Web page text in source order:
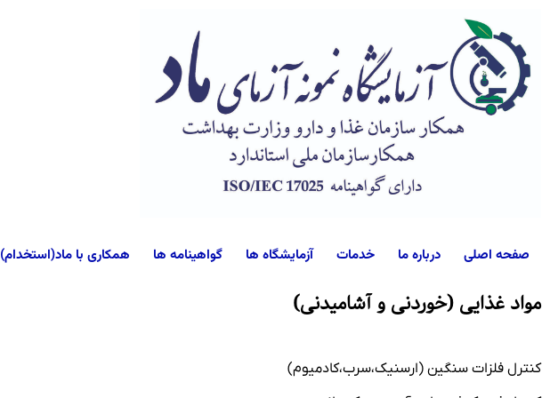
صفحه اصلی درباره ما خدمات آزمایشگاه ها گواهینامه ها همکاری با ماد(استخدام)
مواد غذایی (خوردنی و آشامیدنی)
کنترل فلزات سنگین (ارسنیک،سرب،کادمیوم)